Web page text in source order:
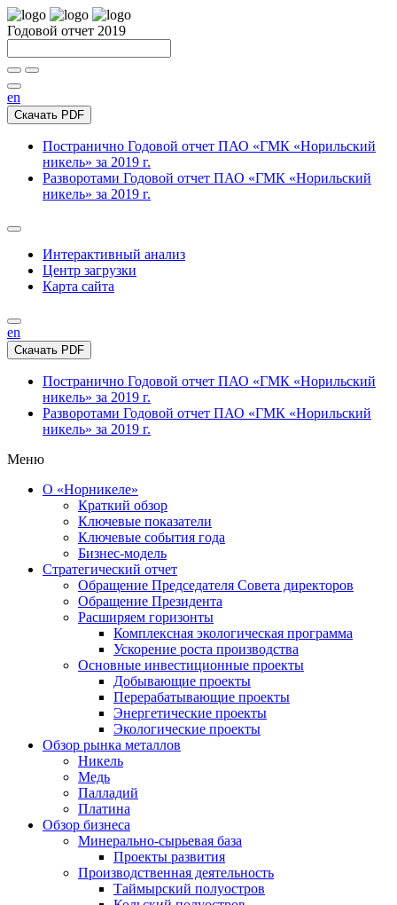
Годовой отчет 2019
en
Скачать PDF
Постранично Годовой отчет ПАО «ГМК «Норильский
никель» за 2019 г.
Разворотами Годовой отчет ПАО «ГМК «Норильский
никель» за 2019 г.
Интерактивный анализ
Центр загрузки
Карта сайта
en
Скачать PDF
Постранично Годовой отчет ПАО «ГМК «Норильский
никель» за 2019 г.
Разворотами Годовой отчет ПАО «ГМК «Норильский
никель» за 2019 г.
Меню
О «Норникеле»
Краткий обзор
Ключевые показатели
Ключевые события года
Бизнес-модель
Стратегический отчет
Обращение Председателя Совета директоров
Обращение Президента
Расширяем горизонты
Комплексная экологическая программа
Ускорение роста производства
Основные инвестиционные проекты
Добывающие проекты
Перерабатывающие проекты
Энергетические проекты
Экологические проекты
Обзор рынка металлов
Никель
Медь
Палладий
Платина
Обзор бизнеса
Минерально-сырьевая база
Проекты развития
Производственная деятельность
Таймырский полуостров